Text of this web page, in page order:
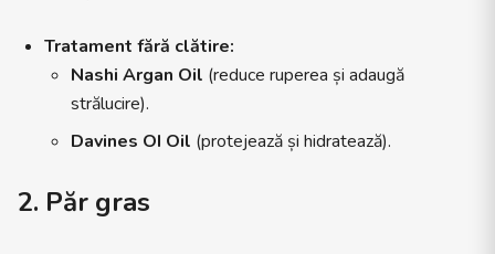
Tratament fără clătire:
Nashi Argan Oil (reduce ruperea și adaugă
strălucire).
Davines OI Oil (protejează și hidratează).
2. Păr gras